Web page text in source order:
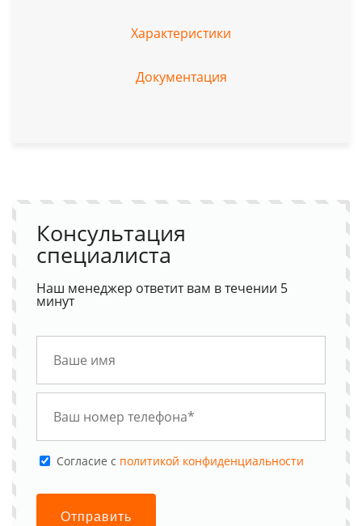
Характеристики
Документация
Консультация
специалиста
Наш менеджер ответит вам в течении 5
минут
Cогласие с политикой конфиденциальности
Отправить